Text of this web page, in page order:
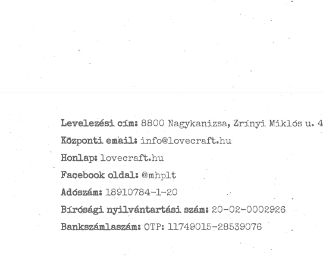
Levelezési cím: 8800 Nagykanizsa, Zrínyi Miklós u.
Központi email: info@lovecraft.hu
Honlap: lovecraft.hu
Facebook oldal: @mhplt
Adószám: 18910784-1-20
Bírósági nyilvántartási szám: 20-02-0002926
Bankszámlaszám: OTP: 11749015-28539076